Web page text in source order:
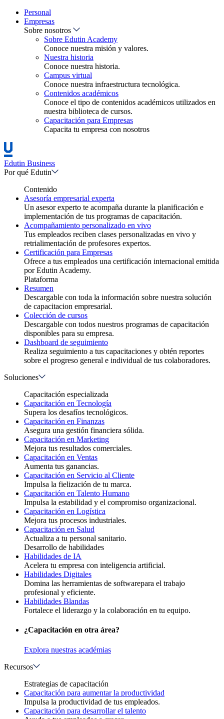
Personal
Empresas
Sobre nosotros
Sobre Edutin Academy
Conoce nuestra misión y valores.
Nuestra historia
Conoce nuestra historia.
Campus virtual
Conoce nuestra infraestructura tecnológica.
Contenidos académicos
Conoce el tipo de contenidos académicos utilizados en
nuestra biblioteca de cursos.
Capacitación para Empresas
Capacita tu empresa con nosotros
Edutin Business
Por qué Edutin
Contenido
Asesoría empresarial experta
Un asesor experto te acompaña durante la planificación e
implementación de tus programas de capacitación.
Acompañamiento personalizado en vivo
Tus empleados reciben clases personalizadas en vivo y
retrialimentación de profesores expertos.
Certificación para Empresas
Ofrece a tus empleados una certificación internacional emitida
por Edutin Academy.
Plataforma
Resumen
Descargable con toda la información sobre nuestra solución
de capacitacion empresarial.
Colección de cursos
Descargable con todos nuestros programas de capacitación
disponibles para su empresa.
Dashboard de seguimiento
Realiza seguimiento a tus capacitaciones y obtén reportes
sobre el progreso general e individual de tus colaboradores.
Soluciones
Capacitación especializada
Capacitación en Tecnología
Supera los desafíos tecnológicos.
Capacitación en Finanzas
Asegura una gestión financiera sólida.
Capacitación en Marketing
Mejora tus resultados comerciales.
Capacitación en Ventas
Aumenta tus ganancias.
Capacitación en Servicio al Cliente
Impulsa la fielización de tu marca.
Capacitación en Talento Humano
Impulsa la estabilidad y el compromiso organizacional.
Capacitación en Logística
Mejora tus procesos industriales.
Capacitación en Salud
Actualiza a tu personal sanitario.
Desarrollo de habilidades
Habilidades de IA
Acelera tu empresa con inteligencia artificial.
Habilidades Digitales
Domina las herramientas de softwarepara el trabajo
profesional y eficiente.
Habilidades Blandas
Fortalece el liderazgo y la colaboración en tu equipo.
¿Capacitación en otra área?
Explora nuestras académias
Recursos
Estrategias de capacitación
Capacitación para aumentar la productividad
Impulsa la productividad de tus empleados.
Capacitación para desarrollar el talento